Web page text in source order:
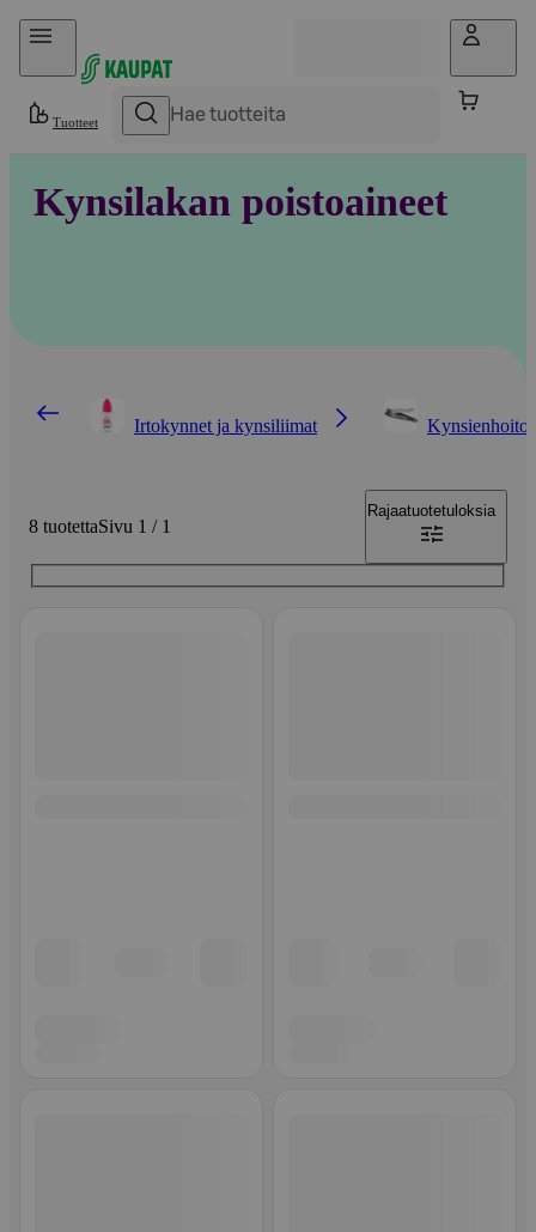
Hyppää sisältöön
Tuotteet
Kynsilakan poistoaineet
Irtokynnet ja kynsiliimat
8 tuotettaSivu 1 / 1
Rajaatuotetuloksia